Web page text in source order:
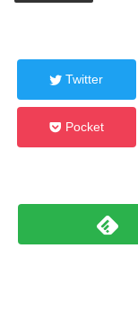
Twitter
Pocket